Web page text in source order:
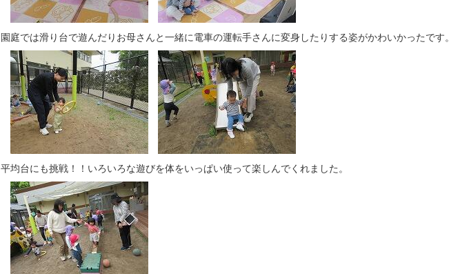
園庭では滑り台で遊んだりお母さんと一緒に電車の運転手さんに変身したりする姿がかわいかったです。
平均台にも挑戦！！いろいろな遊びを体をいっぱい使って楽しんでくれました。